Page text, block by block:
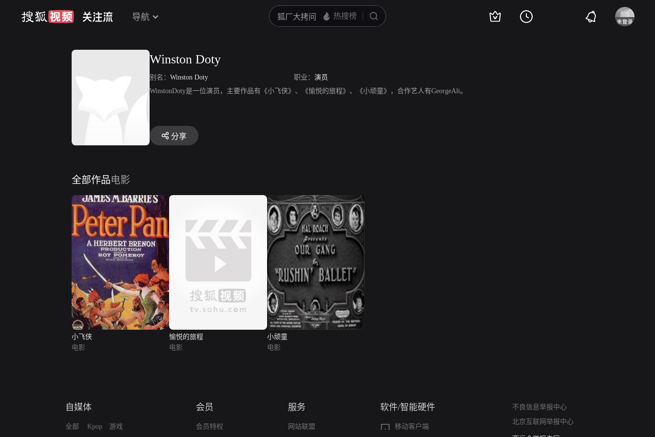
导航
Winston Doty
别名： Winston Doty 职业： 演员
WinstonDoty是一位演员，主要作品有《小飞侠》、《愉悦的旅程》、《小顽童》，合作艺人有GeorgeAli。
分享
全部作品电影
小飞侠
电影
愉悦的旅程
电影
小顽童
电影
自媒体
全部 Kpop 游戏
会员
会员特权
服务
网站联盟
软件/智能硬件
移动客户端
不良信息举报中心
北京互联网举报中心
算法推荐专项举报